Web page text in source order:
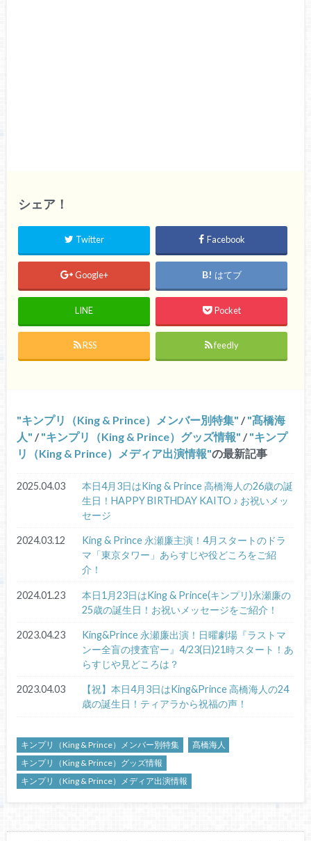
シェア！
Twitter Facebook
Google+ はてブ
LINE Pocket
RSS feedly
キンプリ（King & Prince）メンバー別特集 / 髙橋海
人
/ キンプリ（King & Prince）グッズ情報 / キンプ
リ（King & Prince）メディア出演情報 の最新記事
2025.04.03
本日4月3日はKing & Prince 高橋海人の26歳の誕
生日！HAPPY BIRTHDAY KAITO ♪ お祝いメッ
セージ
2024.03.12
King & Prince 永瀬廉主演！4月スタートのドラ
マ「東京タワー」あらすじや役どころをご紹
介！
2024.01.23
本日1月23日はKing & Prince(キンプリ)永瀬廉の
25歳の誕生日！お祝いメッセージをご紹介！
2023.04.23
King&Prince 永瀬廉出演！日曜劇場『ラストマ
ンー全盲の捜査官ー』4/23(日)21時スタート！あ
らすじや見どころは？
2023.04.03
【祝】本日4月3日はKing&Prince 高橋海人の24
歳の誕生日！ティアラから祝福の声！
キンプリ（King & Prince）メンバー別特集
髙橋海人
キンプリ（King & Prince）グッズ情報
キンプリ（King & Prince）メディア出演情報